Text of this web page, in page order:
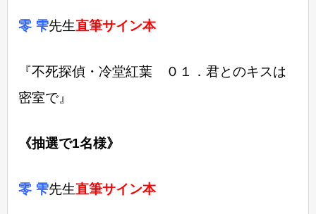
零 雫先生直筆サイン本
『不死探偵・冷堂紅葉 ０１．君とのキスは
密室で』
《抽選で1名様》
零 雫先生直筆サイン本